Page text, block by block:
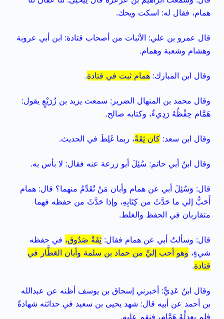
همام، فقال له: اسكت ويحك.
قال عمرو بن علي: الأثبات من أصحاب قتادة: ابن أبي عروبة
وهشام وشعبة وهمام.
وقال ابن المبارك: همام ثبت في قتادة.
وقال محمد بن المنهال الضرير: سمعت يزيد بن زُرَيْعٍ يقول:
هَمَّام حِفْظُهُ رَدِيءٌ، وكتابه صالح.
وقال ابن سعد: كان ثِقَةً، ربما غَلِطَ في الحديث.
وقال ابنُ أبي حاتم: سُئِلَ أبو زرعة عنه فقال: لا بأس به.
قال: وَسُئِلَ أبي عن همام وأبان مَنْ تُقَدِّمُ منهما؟ قال: همام
أَحَبُّ إلي ما حَدَّثَ من كِتَابِهِ، وإذا حَدَّثَ من حفظه فهما
متقاربان في الحفظ والغلط.
قال: وسألتُ أبي عن همام فقال: ثِقَةٌ صَدُوق، في حفظه
شيءٍ، وهو أحب إليِّ من حماد بن سلمة وأبان العَطَّار في
قتادة.
وقال ابنُ عَدِيٍّ: أخبرني إسحاق بن يوسف أظنه عن عبدالله
بن أحمد عن أبيه قال: شهد يحيى بن سعيد في حداثته شهادةً
فلم يعدلْهُ هَمَّام، فنقم عليه.